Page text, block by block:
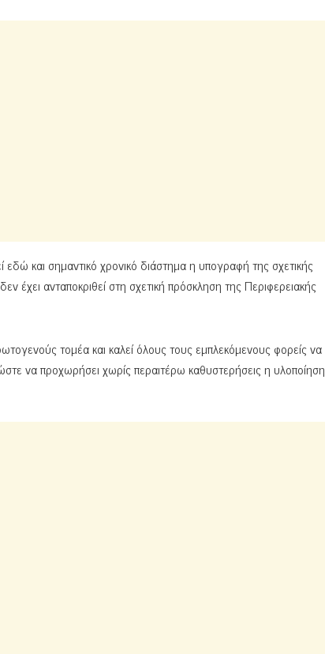
και σημαντικό χρονικό διάστημα η υπογραφή της σχετικής
ανταποκριθεί στη σχετική πρόσκληση της Περιφερειακής
τομέα και καλεί όλους τους εμπλεκόμενους φορείς να
να προχωρήσει χωρίς περαιτέρω καθυστερήσεις η υλοποίηση